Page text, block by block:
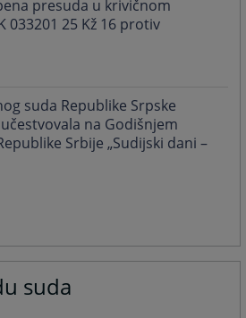
presuda u krivičnom
033201 25 Kž 16 protiv
suda Republike Srpske
na Godišnjem
Srbije „Sudijski dani –
suda